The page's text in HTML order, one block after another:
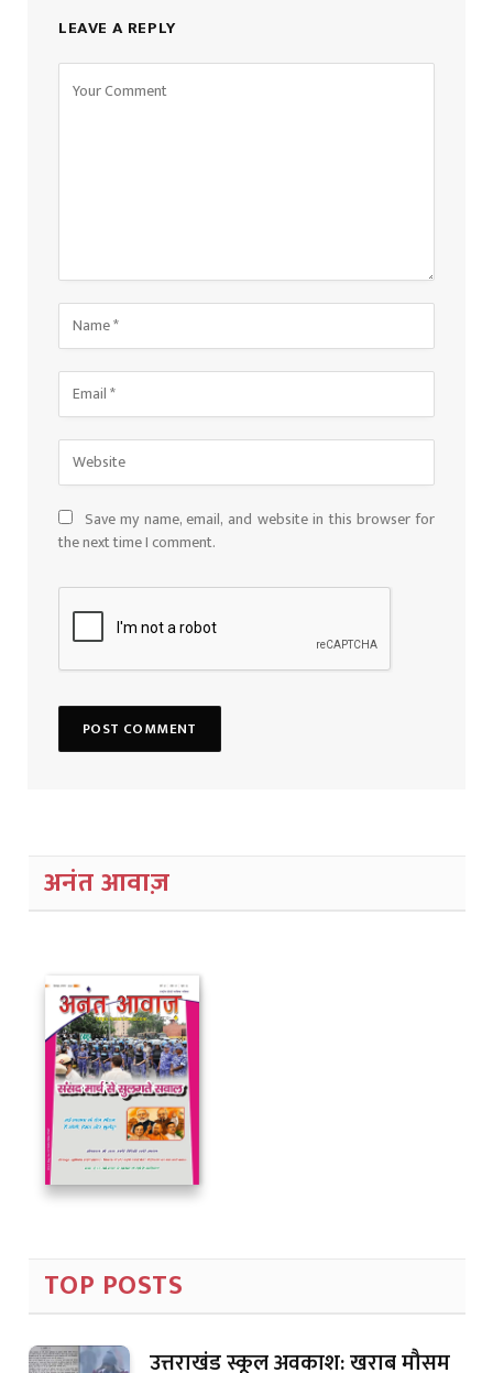
LEAVE A REPLY
Save my name, email, and website in this browser for
the next time I comment.
अनंत आवाज़
TOP POSTS
उत्तराखंड स्कूल अवकाश: खराब मौसम